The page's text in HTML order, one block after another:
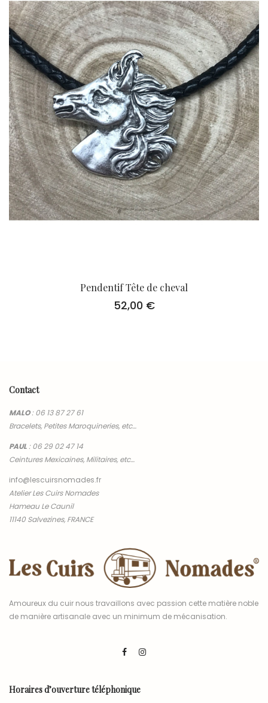
Pendentif Tête de cheval
52,00 €
Contact
MALO:06 13 87 27 61
Bracelets, Petites Maroquineries, etc…
PAUL:06 29 02 47 14
Ceintures Mexicaines, Militaires, etc…
info@lescuirsnomades.fr
Atelier Les Cuirs Nomades
Hameau Le Caunil
11140 Salvezines, FRANCE
Amoureux du cuir nous travaillons avec passion cette matière noble
de manière artisanale avec un minimum de mécanisation.
Horaires d’ouverture téléphonique